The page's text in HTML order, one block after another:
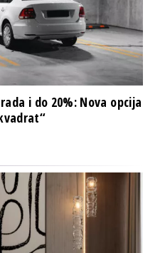
i do 20%: Nova opcija